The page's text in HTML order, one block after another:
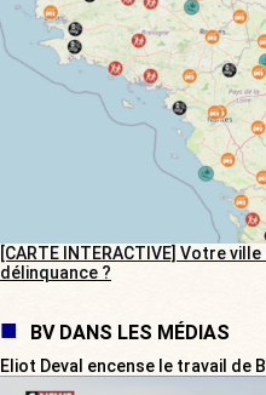
[CARTE INTERACTIVE] Votre
délinquance ?
BV DANS LES MÉDIAS
Eliot Deval encense le travail de